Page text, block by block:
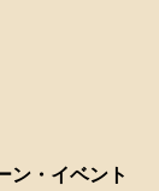
ン・イベント